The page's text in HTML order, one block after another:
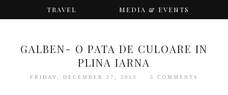
TRAVEL MEDIA & EVENTS
GALBEN- O PATA DE CULOARE IN
PLINA IARNA
FRIDAY, DECEMBER 27, 2013 5 COMMENTS